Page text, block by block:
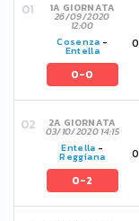
1A GIORNATA
26/09/2020
12:00
Cosenza -
Entella
0-0
0
2A GIORNATA
03/10/2020 14:15
Entella -
Reggiana
0-2
0